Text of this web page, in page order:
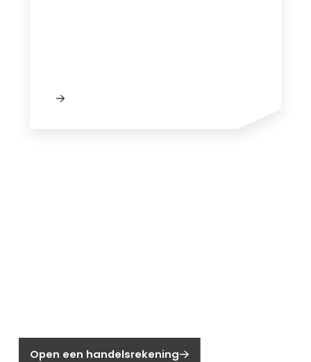
Open een handelsrekening